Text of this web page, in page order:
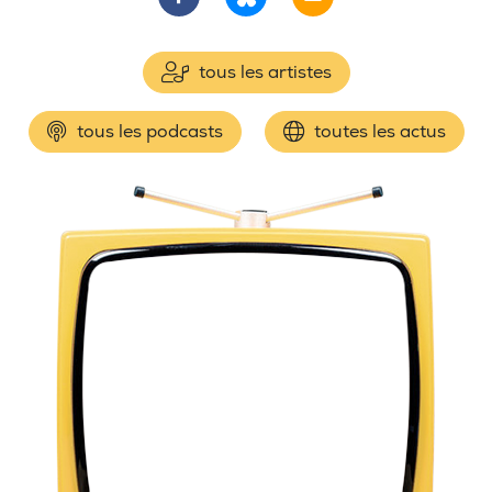
tous les artistes
tous les podcasts toutes les actus